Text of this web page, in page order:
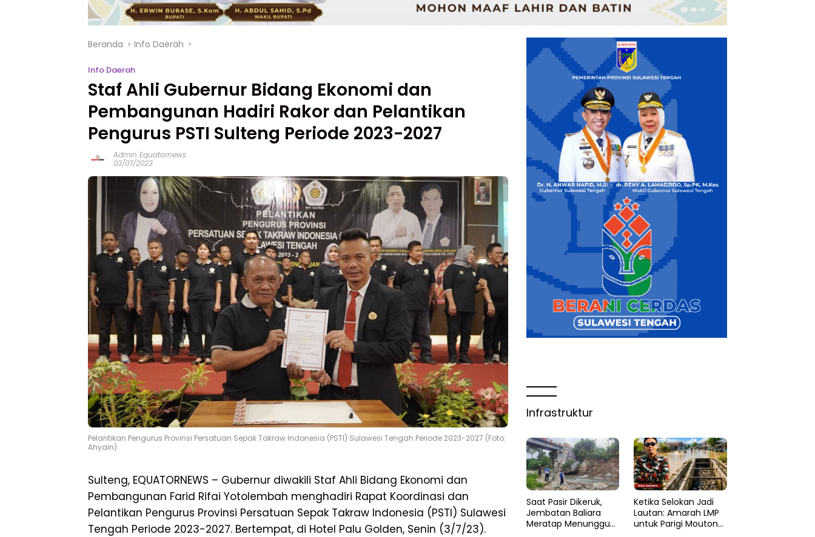
Beranda Info Daerah
Info Daerah
Staf Ahli Gubernur Bidang Ekonomi dan
Pembangunan Hadiri Rakor dan Pelantikan
Pengurus PSTI Sulteng Periode 2023-2027
Admin Equatornews
03/07/2023
Pelantikan Pengurus Provinsi Persatuan Sepak Takraw Indonesia (PSTI) Sulawesi Tengah Periode 2023-2027 (Foto:
Ahyain)
Sulteng, EQUATORNEWS – Gubernur diwakili Staf Ahli Bidang Ekonomi dan
Pembangunan Farid Rifai Yotolembah menghadiri Rapat Koordinasi dan
Pelantikan Pengurus Provinsi Persatuan Sepak Takraw Indonesia (PSTI) Sulawesi
Tengah Periode 2023-2027. Bertempat, di Hotel Palu Golden, Senin (3/7/23).
Infrastruktur
Saat Pasir Dikeruk,
Jembatan Baliara
Meratap Menunggu
Ketika Selokan Jadi
Lautan: Amarah LMP
untuk Parigi Moutong